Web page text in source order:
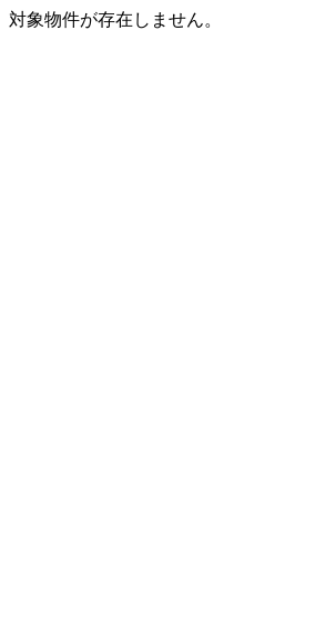
対象物件が存在しません。